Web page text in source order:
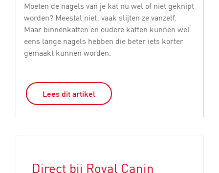
Moeten de nagels van je kat nu wel of niet geknipt
worden? Meestal niet; vaak slijten ze vanzelf.
Maar binnenkatten en oudere katten kunnen wel
eens lange nagels hebben die beter iets korter
gemaakt kunnen worden.
Lees dit artikel
Direct bij Royal Canin